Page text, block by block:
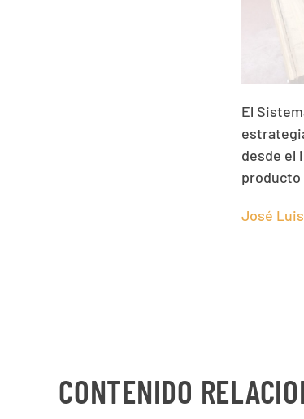
El
desde el
producto
José
CONTENIDO